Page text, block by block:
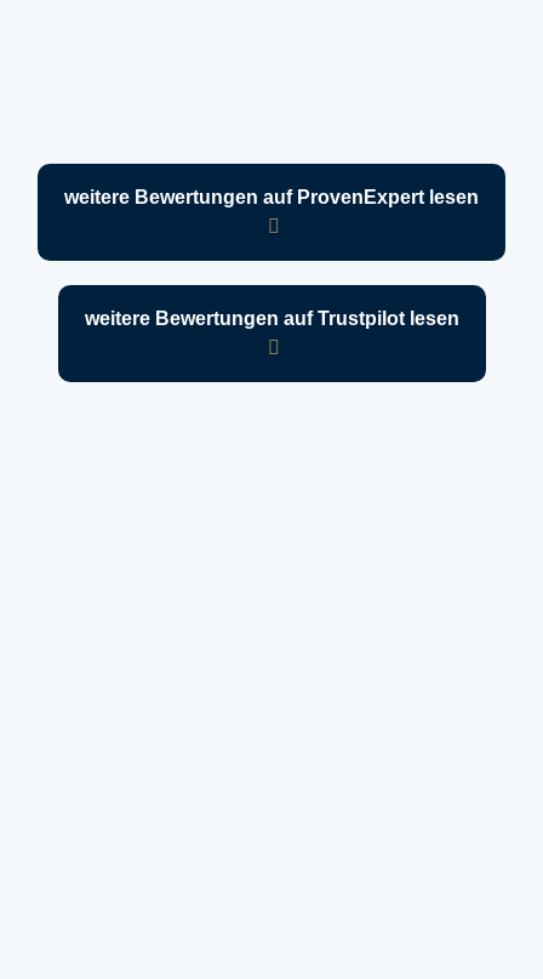
weitere Bewertungen auf ProvenExpert lesen
weitere Bewertungen auf Trustpilot lesen